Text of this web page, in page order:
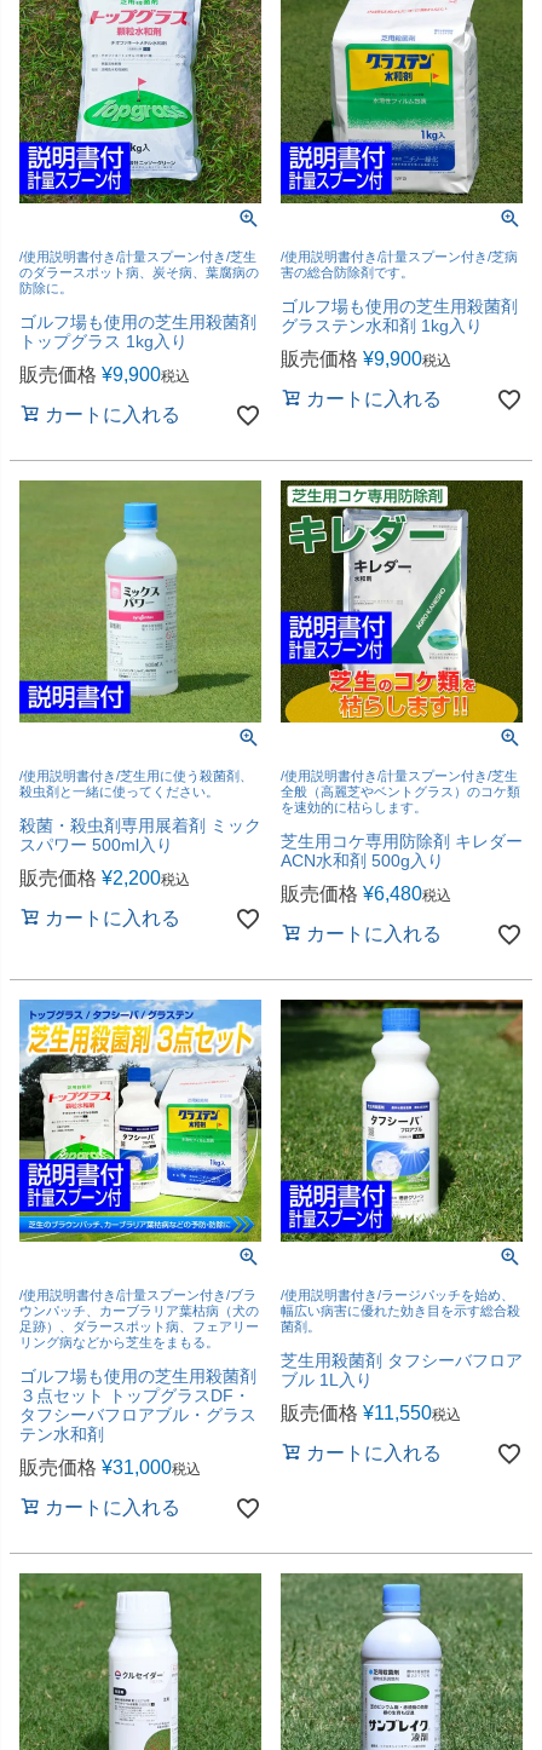
/使用説明書付き/計量スプーン付き/芝生
のダラースポット病、炭そ病、葉腐病の
防除に。
ゴルフ場も使用の芝生用殺菌剤
トップグラス 1kg入り
販売価格 ¥9,900税込
カートに入れる
/使用説明書付き/計量スプーン付き/芝病
害の総合防除剤です。
ゴルフ場も使用の芝生用殺菌剤
グラステン水和剤 1kg入り
販売価格 ¥9,900税込
カートに入れる
/使用説明書付き/芝生用に使う殺菌剤、
殺虫剤と一緒に使ってください。
殺菌・殺虫剤専用展着剤 ミック
スパワー 500ml入り
販売価格 ¥2,200税込
カートに入れる
/使用説明書付き/計量スプーン付き/芝生
全般（高麗芝やベントグラス）のコケ類
を速効的に枯らします。
芝生用コケ専用防除剤 キレダー
ACN水和剤 500g入り
販売価格 ¥6,480税込
カートに入れる
/使用説明書付き/計量スプーン付き/ブラ
ウンパッチ、カーブラリア葉枯病（犬の
足跡）、ダラースポット病、フェアリー
リング病などから芝生をまもる。
ゴルフ場も使用の芝生用殺菌剤
３点セット トップグラスDF・
タフシーバフロアブル・グラス
テン水和剤
販売価格 ¥31,000税込
カートに入れる
/使用説明書付き/ラージパッチを始め、
幅広い病害に優れた効き目を示す総合殺
菌剤。
芝生用殺菌剤 タフシーバフロア
ブル 1L入り
販売価格 ¥11,550税込
カートに入れる